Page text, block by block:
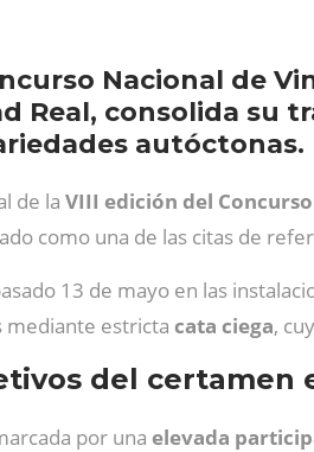
Nacional de
Real, consolida su
autóctonas.
de la VIII edición del
como una de las citas de
13 de mayo en las
mediante estricta cata ciega,
del certamen
por una elevada